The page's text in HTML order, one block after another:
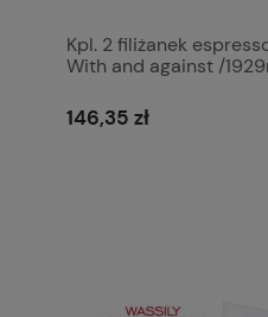
Kpl. 2 filiżanek
With and against /
146,35 zł